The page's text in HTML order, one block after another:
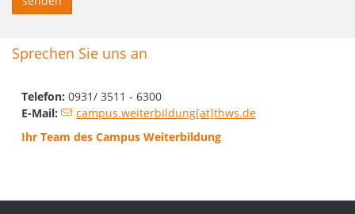
Sprechen Sie uns an
Telefon: 0931/ 3511 - 6300
E-Mail:
campus.weiterbildung[at]thws.de
Ihr Team des Campus Weiterbildung